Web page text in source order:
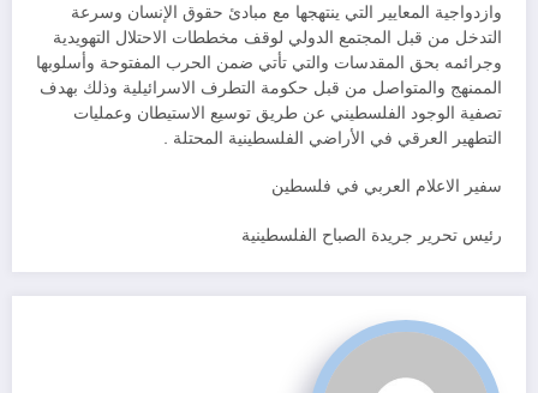
وازدواجية المعايير التي ينتهجها مع مبادئ حقوق الإنسان وسرعة
التدخل من قبل المجتمع الدولي لوقف مخططات الاحتلال التهويدية
وجرائمه بحق المقدسات والتي تأتي ضمن الحرب المفتوحة وأسلوبها
الممنهج والمتواصل من قبل حكومة التطرف الاسرائيلية وذلك بهدف
تصفية الوجود الفلسطيني عن طريق توسيع الاستيطان وعمليات
التطهير العرقي في الأراضي الفلسطينية المحتلة .
سفير الاعلام العربي في فلسطين
رئيس تحرير جريدة الصباح الفلسطينية